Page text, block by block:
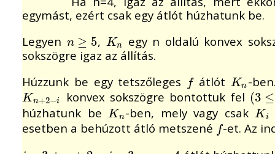
egymást, ezért csak egy átlót húzhatunk be.
Legyen n ≥ 5
n≥5 , Kn
Kn egy n oldalú konvex
sokszögre igaz az állítás.
Húzzunk be egy tetszőleges
f
fátlót Kn
Kn -
Kn+2−i
Kn+2−i konvex sokszögre bontottuk fel (3 ≤
(3≤i
húzhatunk beKn
Kn-ben, mely vagy csakKi
Ki
esetben a behúzott átló metszené f
f-et. Az